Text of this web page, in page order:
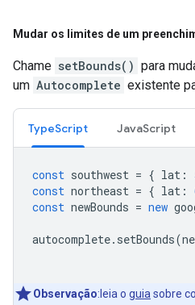
Mudar os limites de um
Chame setBounds() para
um Autocomplete existente
TypeScript JavaScript
const southwest = { lat :
const northeast = { lat :
const newBounds = new
autocomplete. setBounds(
Observação:leia o guia sobre